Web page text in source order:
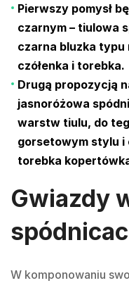
Pierwszy pomysł
czarnym – tiulowa
czarna bluzka
czółenka i torebka.
Drugą propozycją
jasnoróżowa
warstw tiulu, do
gorsetowym stylu i
torebka
Gwiazdy
W komponowaniu